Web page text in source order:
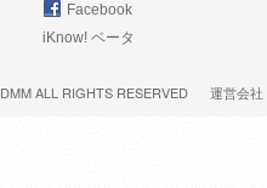
Facebook
iKnow! ベータ
DMMALL RIGHTS RESERVED 運営会社